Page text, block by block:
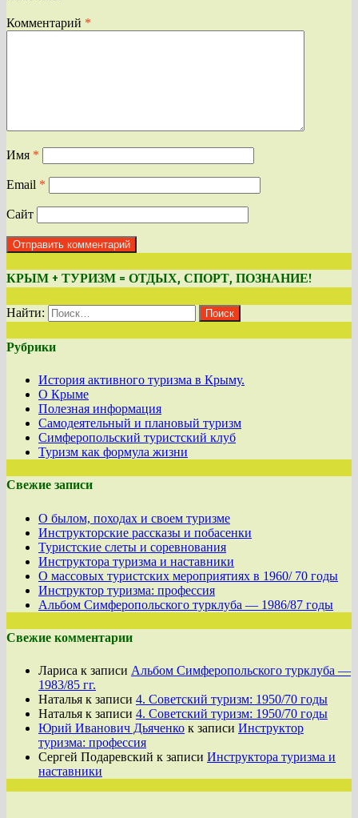
Комментарий *
Имя *
Email *
Сайт
КРЫМ + ТУРИЗМ = ОТДЫХ, СПОРТ, ПОЗНАНИЕ!
Найти:
Рубрики
История активного туризма в Крыму.
О Крыме
Полезная информация
Самодеятельный и плановый туризм
Симферопольский туристский клуб
Туризм как формула жизни
Свежие записи
О былом, походах и своем туризме
Инструкторские рассказы и побасенки
Туристские слеты и соревнования
Инструктора туризма и наставники
О массовых туристских мероприятиях в 1960/ 70 годы
Инструктор туризма: профессия
Альбом Симферопольского турклуба — 1986/87 годы
Свежие комментарии
Лариса к записи Альбом Симферопольского турклуба —
1983/85 гг.
Наталья к записи 4. Советский туризм: 1950/70 годы
Наталья к записи 4. Советский туризм: 1950/70 годы
Юрий Иванович Дьяченко к записи Инструктор
туризма: профессия
Сергей Подаревский к записи Инструктора туризма и
наставники